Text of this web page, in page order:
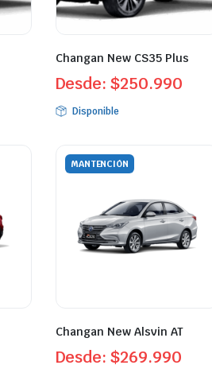
Changan New CS35 Plus
Desde:$250.990
Disponible
MANTENCIÓN
Changan New Alsvin AT
Desde:$269.990